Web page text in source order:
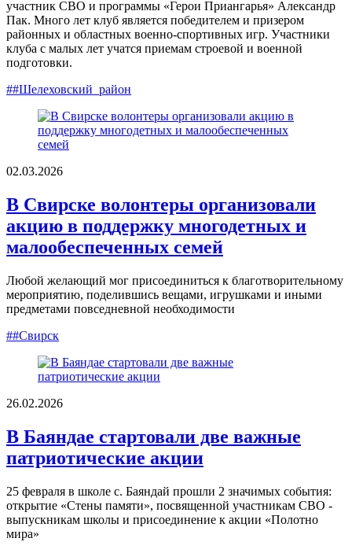
участник СВО и программы «Герои Приангарья» Александр
Пак. Много лет клуб является победителем и призером
районных и областных военно-спортивных игр. Участники
клуба с малых лет учатся приемам строевой и военной
подготовки.
##Шелеховский_район
02.03.2026
В Свирске волонтеры организовали
акцию в поддержку многодетных и
малообеспеченных семей
Любой желающий мог присоединиться к благотворительному
мероприятию, поделившись вещами, игрушками и иными
предметами повседневной необходимости
##Свирск
26.02.2026
В Баяндае стартовали две важные
патриотические акции
25 февраля в школе с. Баяндай прошли 2 значимых события:
открытие «Стены памяти», посвященной участникам СВО -
выпускникам школы и присоединение к акции «Полотно
мира»